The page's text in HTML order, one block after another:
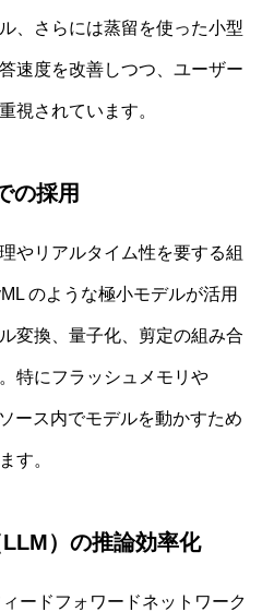
、さらには蒸留を使った小型
速度を改善しつつ、ユーザー
視されています。
の採用
やリアルタイム性を要する組
のような極小モデルが活用
変換、量子化、剪定の組み合
特にフラッシュメモリや
ース内でモデルを動かすため
す。
）の推論効率化
ードフォワードネットワーク